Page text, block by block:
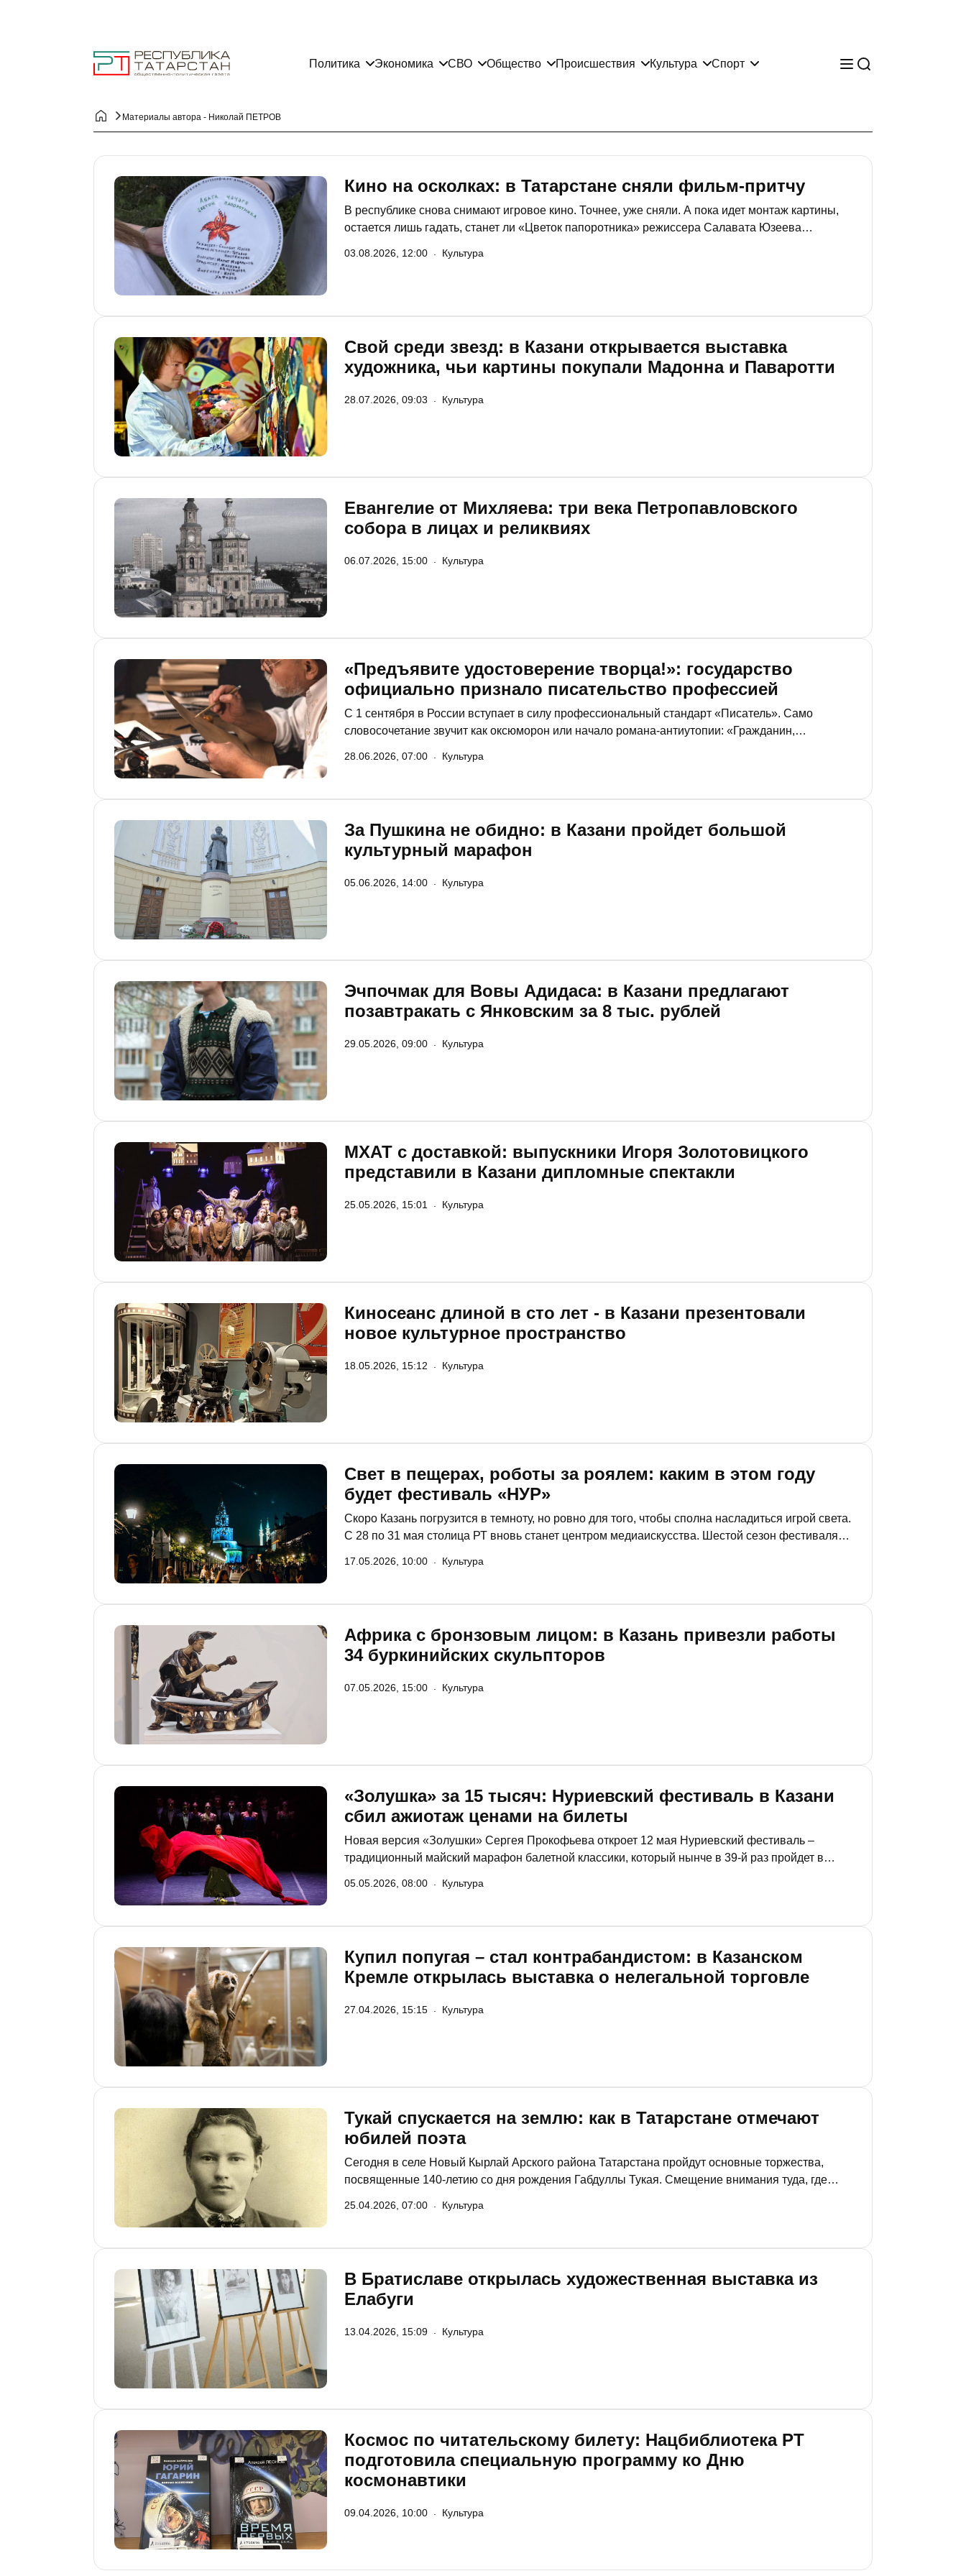
Политика Экономика СВО Общество Происшествия Культура Спорт
Материалы автора - Николай ПЕТРОВ
Кино на осколках: в Татарстане сняли фильм-притчу
В республике снова снимают игровое кино. Точнее, уже сняли. А пока идет монтаж картины,
остается лишь гадать, станет ли «Цветок папоротника» режиссера Салавата Юзеева
премьерной недели.
03.08.2026, 12:00 Культура
Свой среди звезд: в Казани открывается выставка
художника, чьи картины покупали Мадонна и Паваротти
28.07.2026, 09:03 Культура
Евангелие от Михляева: три века Петропавловского
собора в лицах и реликвиях
06.07.2026, 15:00 Культура
«Предъявите удостоверение творца!»: государство
официально признало писательство профессией
С 1 сентября в России вступает в силу профессиональный стандарт «Писатель». Само
словосочетание звучит как оксюморон или начало романа-антиутопии: «Гражданин,
Следующий шаг – норматив по количеству метафор на страницу? Или, чего доброго, экзамен
28.06.2026, 07:00 Культура
За Пушкина не обидно: в Казани пройдет большой
культурный марафон
05.06.2026, 14:00 Культура
Эчпочмак для Вовы Адидаса: в Казани предлагают
позавтракать с Янковским за 8 тыс. рублей
29.05.2026, 09:00 Культура
МХАТ с доставкой: выпускники Игоря Золотовицкого
представили в Казани дипломные спектакли
25.05.2026, 15:01 Культура
Киносеанс длиной в сто лет - в Казани презентовали
новое культурное пространство
18.05.2026, 15:12 Культура
Свет в пещерах, роботы за роялем: каким в этом году
будет фестиваль «НУР»
Скоро Казань погрузится в темноту, но ровно для того, чтобы сполна насладиться игрой света.
С 28 по 31 мая столица РТ вновь станет центром медиаискусства. Шестой сезон фестиваля
медиахудожники впервые отправятся за пределы города.
17.05.2026, 10:00 Культура
Африка с бронзовым лицом: в Казань привезли работы
34 буркинийских скульпторов
07.05.2026, 15:00 Культура
«Золушка» за 15 тысяч: Нуриевский фестиваль в Казани
сбил ажиотаж ценами на билеты
Новая версия «Золушки» Сергея Прокофьева откроет 12 мая Нуриевский фестиваль –
традиционный майский марафон балетной классики, который нынче в 39-й раз пройдет в
ценах на билеты, с которыми оперный явно перегнул. Подробнее – в материале «РТ».
05.05.2026, 08:00 Культура
Купил попугая – стал контрабандистом: в Казанском
Кремле открылась выставка о нелегальной торговле
27.04.2026, 15:15 Культура
Тукай спускается на землю: как в Татарстане отмечают
юбилей поэта
Сегодня в селе Новый Кырлай Арского района Татарстана пройдут основные торжества,
посвященные 140-летию со дня рождения Габдуллы Тукая. Смещение внимания туда, где
образ национального гения.
25.04.2026, 07:00 Культура
В Братиславе открылась художественная выставка из
Елабуги
13.04.2026, 15:09 Культура
Космос по читательскому билету: Нацбиблиотека РТ
подготовила специальную программу ко Дню
космонавтики
09.04.2026, 10:00 Культура